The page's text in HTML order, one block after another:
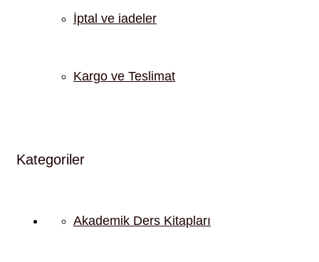
İptal ve iadeler
Kargo ve Teslimat
Kategoriler
Akademik Ders Kitapları